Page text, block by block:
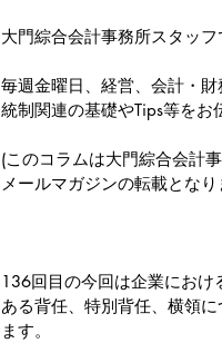
大門綜合会計事務所スタッフ
毎週金曜日、経営、会計・
統制関連の基礎やTips等をお
(このコラムは大門綜合会計
メールマガジンの転載となり
136回目の今回は企業におけ
ある背任、特別背任、横領
ます。